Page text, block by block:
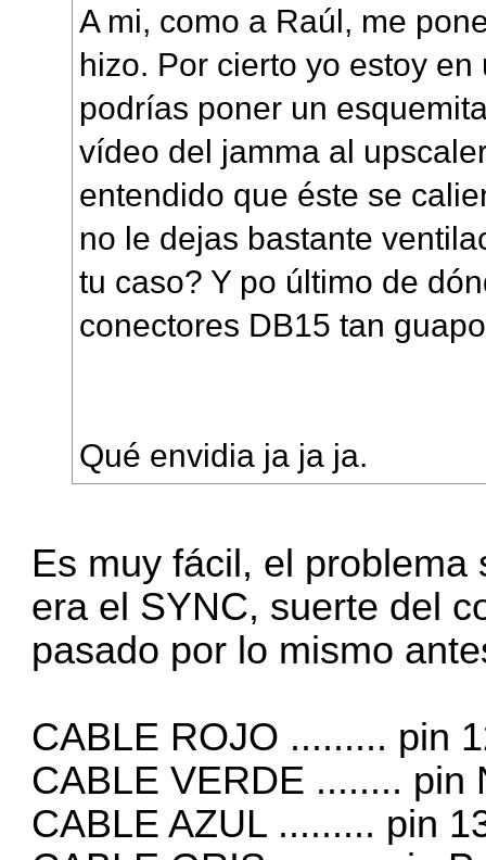
A mi, como a Raúl, me
hizo. Por cierto yo estoy
podrías poner un
vídeo del jamma al
entendido que éste se
no le dejas bastante
tu caso? Y po último de
conectores DB15 tan
Qué envidia ja ja ja.
Es muy fácil, el
era el SYNC, suerte del
pasado por lo mismo
CABLE ROJO ......... pin
CABLE VERDE ........ pin
CABLE AZUL ......... pin